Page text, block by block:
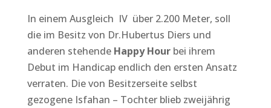
In einem Ausgleich IV über 2.200 Meter, soll
die im Besitz von Dr.Hubertus Diers und
anderen stehende Happy Hourbei ihrem
Debut im Handicap endlich den ersten Ansatz
verraten. Die von Besitzerseite selbst
gezogene Isfahan – Tochter blieb zweijährig